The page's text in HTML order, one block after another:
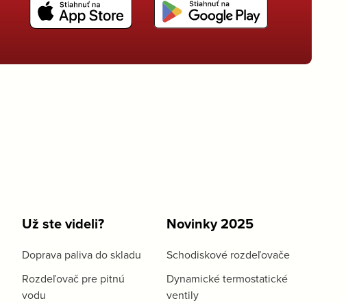
Už ste videli?
Doprava paliva do skladu
Rozdeľovač pre pitnú
vodu
Novinky 2025
Schodiskové rozdeľovače
Dynamické termostatické
ventily